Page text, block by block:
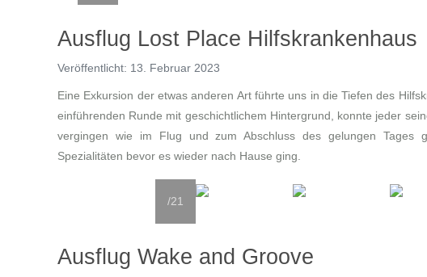
Ausflug Lost Place Hilfskrankenhaus
Veröffentlicht: 13. Februar 2023
Eine Exkursion der etwas anderen Art führte uns in die Tiefen des
einführenden Runde mit geschichtlichem Hintergrund, konnte jeder
vergingen wie im Flug und zum Abschluss des gelungen Tages
Spezialitäten bevor es wieder nach Hause ging.
/21
Ausflug Wake and Groove